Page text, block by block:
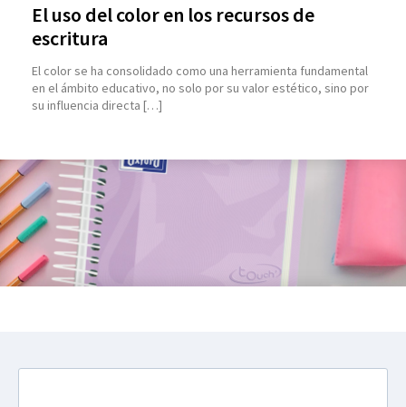
El uso del color en los recursos de
escritura
El color se ha consolidado como una herramienta fundamental
en el ámbito educativo, no solo por su valor estético, sino por
su influencia directa […]